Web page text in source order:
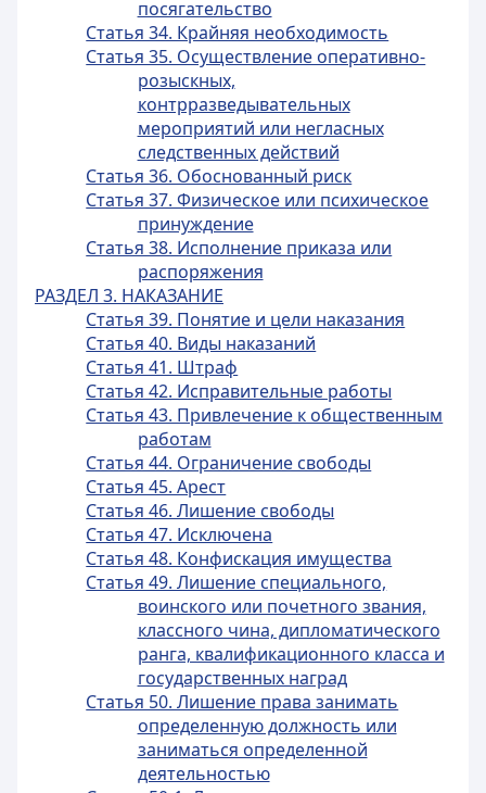
посягательство
Статья 34. Крайняя необходимость
Статья 35. Осуществление оперативно-
розыскных,
контрразведывательных
мероприятий или негласных
следственных действий
Статья 36. Обоснованный риск
Статья 37. Физическое или психическое
принуждение
Статья 38. Исполнение приказа или
распоряжения
РАЗДЕЛ 3. НАКАЗАНИЕ
Статья 39. Понятие и цели наказания
Статья 40. Виды наказаний
Статья 41. Штраф
Статья 42. Исправительные работы
Статья 43. Привлечение к общественным
работам
Статья 44. Ограничение свободы
Статья 45. Арест
Статья 46. Лишение свободы
Статья 47. Исключена
Статья 48. Конфискация имущества
Статья 49. Лишение специального,
воинского или почетного звания,
классного чина, дипломатического
ранга, квалификационного класса и
государственных наград
Статья 50. Лишение права занимать
определенную должность или
заниматься определенной
деятельностью